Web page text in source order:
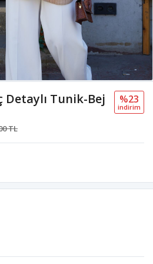
Detaylı Tunik-Bej
TL
%23
i̇ndi̇ri̇m